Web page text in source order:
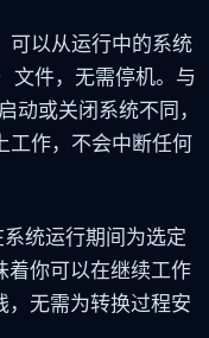
可以从运行中的系统
文件，无需停机。与
动或关闭系统不同，
工作，不会中断任何
统运行期间为选定
着你可以在继续工作
，无需为转换过程安